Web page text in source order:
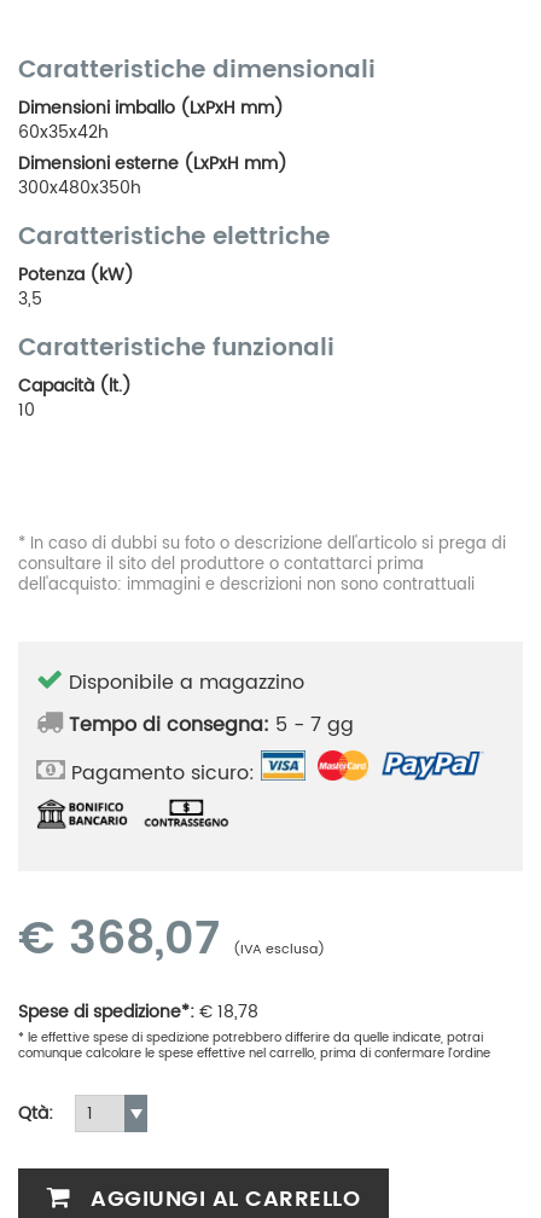
Caratteristiche dimensionali
Dimensioni imballo (LxPxH mm)
60x35x42h
Dimensioni esterne (LxPxH mm)
300x480x350h
Caratteristiche elettriche
Potenza (kW)
3,5
Caratteristiche funzionali
Capacità (lt.)
10
* In caso di dubbi su foto o descrizione dell'articolo si prega di
consultare il sito del produttore o contattarci prima
dell'acquisto: immagini e descrizioni non sono contrattuali
Disponibile a magazzino
Tempo di consegna: 5 - 7 gg
Pagamento sicuro:
€ 368,07 (IVA esclusa)
Spese di spedizione*:€18,78
* le effettive spese di spedizione potrebbero differire da quelle indicate, potrai
comunque calcolare le spese effettive nel carrello, prima di confermare l'ordine
Qtà:
AGGIUNGI AL CARRELLO